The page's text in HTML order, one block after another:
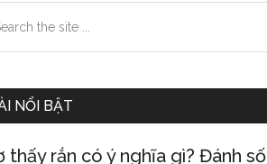
NỔI BẬT
thấy rắn có ý nghĩa gì? Đánh số